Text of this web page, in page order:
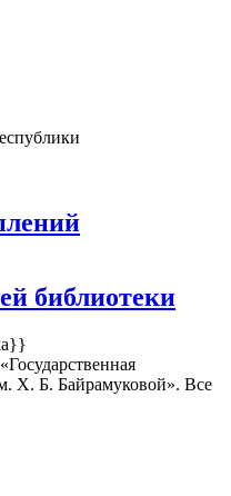
библиотеки
Х. Б. Байрамуковой». Все